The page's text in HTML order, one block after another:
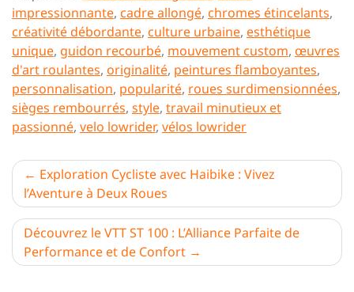
impressionnante, cadre allongé, chromes étincelants,
créativité débordante, culture urbaine, esthétique
unique, guidon recourbé, mouvement custom, œuvres
d'art roulantes, originalité, peintures flamboyantes,
personnalisation, popularité, roues surdimensionnées,
sièges rembourrés, style, travail minutieux et
passionné, velo lowrider, vélos lowrider
Navigation
de
l’article
Exploration Cycliste avec Haibike : Vivez
l’Aventure à Deux Roues
Découvrez le VTT ST 100 : L’Alliance Parfaite de
Performance et de Confort